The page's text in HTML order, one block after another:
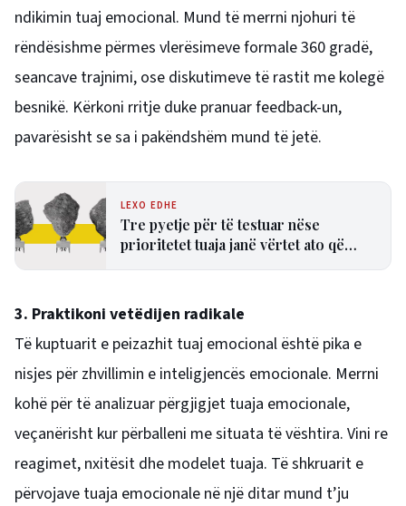
ndikimin tuaj emocional. Mund të merrni njohuri të
rëndësishme përmes vlerësimeve formale 360 gradë,
seancave trajnimi, ose diskutimeve të rastit me kolegë
besnikë. Kërkoni rritje duke pranuar feedback-un,
pavarësisht se sa i pakëndshëm mund të jetë.
LEXO EDHE
Tre pyetje për të testuar nëse
prioritetet tuaja janë vërtet ato që
3. Praktikoni vetëdijen radikale
Të kuptuarit e peizazhit tuaj emocional është pika e
nisjes për zhvillimin e inteligjencës emocionale. Merrni
kohë për të analizuar përgjigjet tuaja emocionale,
veçanërisht kur përballeni me situata të vështira. Vini re
reagimet, nxitësit dhe modelet tuaja. Të shkruarit e
përvojave tuaja emocionale në një ditar mund t’ju